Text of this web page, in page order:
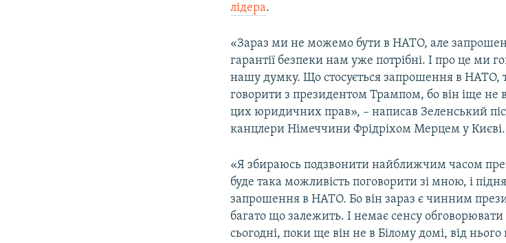
лідера.
«Зараз ми не можемо бути в НАТО, але
гарантії безпеки нам уже потрібні. І про це ми
нашу думку. Що стосується запрошення в НАТО,
говорити з президентом Трампом, бо він іще не
цих юридичних прав», – написав Зеленський
канцлери Німеччини Фрідріхом Мерцем у Києві.
«Я збираюсь подзвонити найближчим часом
буде така можливість поговорити зі мною, і
запрошення в НАТО. Бо він зараз є чинним
багато що залежить. І немає сенсу
сьогодні, поки ще він не в Білому домі, від